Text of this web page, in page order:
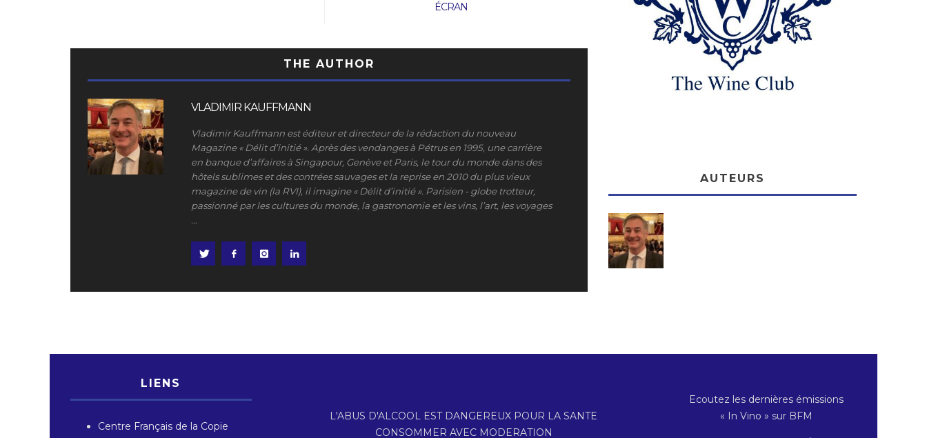
ÉCRAN
THE AUTHOR
VLADIMIR KAUFFMANN
Vladimir Kauffmann est éditeur et directeur de la rédaction du nouveau
Magazine « Délit d’initié ». Après des vendanges à Pétrus en 1995, une carrière
en banque d’affaires à Singapour, Genève et Paris, le tour du monde dans des
hôtels sublimes et des contrées sauvages et la reprise en 2010 du plus vieux
magazine de vin (la RVI), il imagine « Délit d’initié ». Parisien - globe trotteur,
passionné par les cultures du monde, la gastronomie et les vins, l’art, les voyages
…
AUTEURS
LIENS
Centre Français de la Copie
L'ABUS D'ALCOOL EST DANGEREUX POUR LA SANTE
CONSOMMER AVEC MODERATION
Ecoutez les dernières émissions
« In Vino » sur BFM